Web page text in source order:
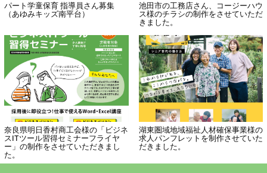
パート学童保育 指導員さん募集
（あゆみキッズ南平台）
池田市の工務店さん、コージーハウ
ス様のチラシの制作をさせていただ
きました。
奈良県明日香村商工会様の「ビジネ
スITツール習得セミナーフライヤ
ー」の制作をさせていただきまし
た。
湖東圏域地域福祉人材確保事業様の
求人パンフレットを制作させていた
だきました。